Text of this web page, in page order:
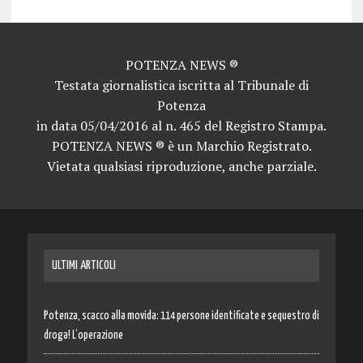
POTENZA NEWS ®
Testata giornalistica iscritta al Tribunale di
Potenza
in data 05/04/2016 al n. 465 del Registro Stampa.
POTENZA NEWS ® è un Marchio Registrato.
Vietata qualsiasi riproduzione, anche parziale.
ULTIMI ARTICOLI
Potenza, scacco alla movida: 114 persone identificate e sequestro di
droga! L’operazione